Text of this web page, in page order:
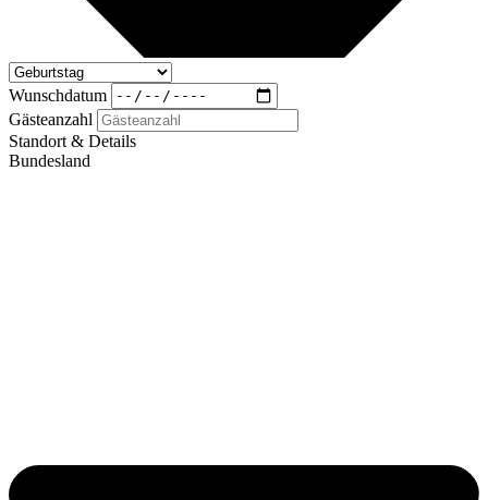
Wunschdatum
Gästeanzahl
Standort & Details
Bundesland